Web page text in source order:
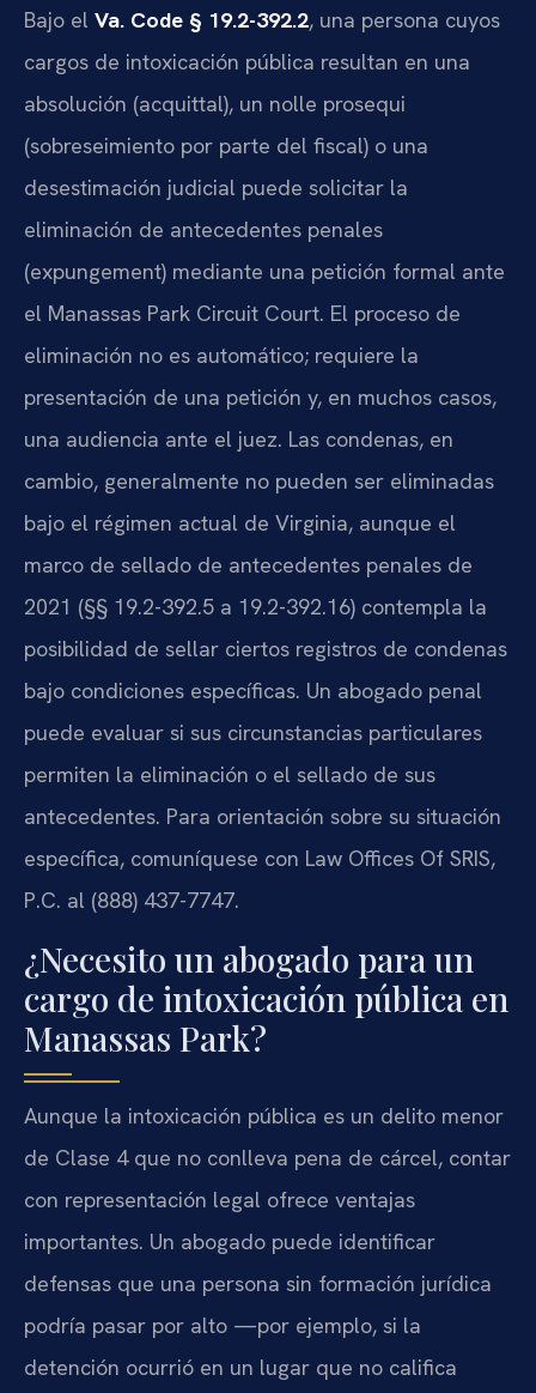
Bajo el Va. Code § 19.2-392.2, una persona cuyos
cargos de intoxicación pública resultan en una
absolución (acquittal), un nolle prosequi
(sobreseimiento por parte del fiscal) o una
desestimación judicial puede solicitar la
eliminación de antecedentes penales
(expungement) mediante una petición formal ante
el Manassas Park Circuit Court. El proceso de
eliminación no es automático; requiere la
presentación de una petición y, en muchos casos,
una audiencia ante el juez. Las condenas, en
cambio, generalmente no pueden ser eliminadas
bajo el régimen actual de Virginia, aunque el
marco de sellado de antecedentes penales de
2021 (§§ 19.2-392.5 a 19.2-392.16) contempla la
posibilidad de sellar ciertos registros de condenas
bajo condiciones específicas. Un abogado penal
puede evaluar si sus circunstancias particulares
permiten la eliminación o el sellado de sus
antecedentes. Para orientación sobre su situación
específica, comuníquese con Law Offices Of SRIS,
P.C. al (888) 437-7747.
¿Necesito un abogado para un
cargo de intoxicación pública en
Manassas Park?
Aunque la intoxicación pública es un delito menor
de Clase 4 que no conlleva pena de cárcel, contar
con representación legal ofrece ventajas
importantes. Un abogado puede identificar
defensas que una persona sin formación jurídica
podría pasar por alto —por ejemplo, si la
detención ocurrió en un lugar que no califica